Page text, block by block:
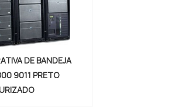
DE BANDEJA
9011 PRETO